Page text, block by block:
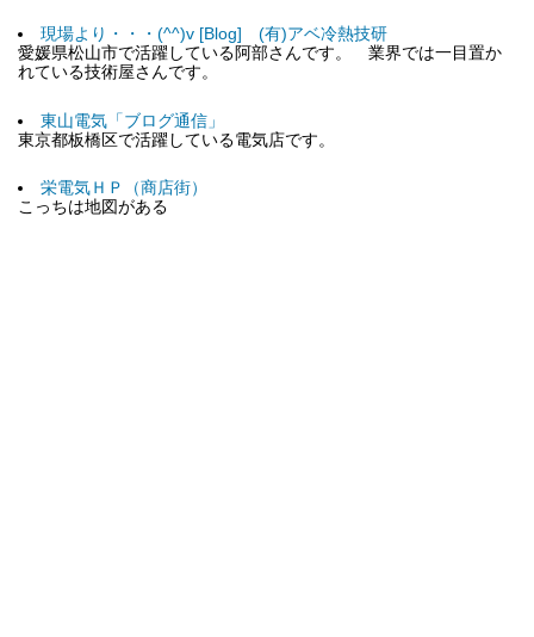
現場より・・・(^^)v [Blog] (有)アベ冷熱技研
愛媛県松山市で活躍している阿部さんです。 業界では一目置か
れている技術屋さんです。
東山電気「ブログ通信」
東京都板橋区で活躍している電気店です。
栄電気ＨＰ（商店街）
こっちは地図がある